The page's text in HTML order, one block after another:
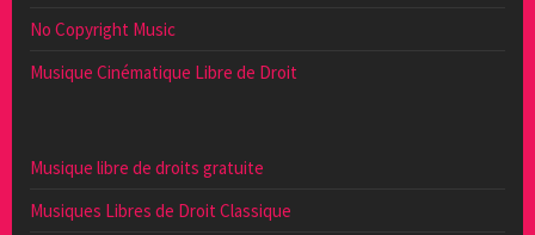
No Copyright Music
Musique Cinématique Libre de Droit
Musique libre de droits gratuite
Musiques Libres de Droit Classique